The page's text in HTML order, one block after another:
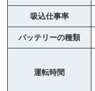
吸込仕事率
バッテリーの種類
運転時間